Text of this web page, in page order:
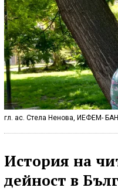
гл. ас. Стела Ненова, ИЕФЕМ-
История на
дейност в